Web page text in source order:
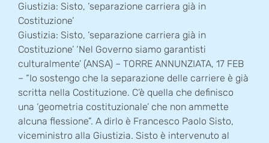
Giustizia: Sisto, ‘separazione carriera già in
Costituzione’
Giustizia: Sisto, ‘separazione carriera già in
Costituzione’ ‘Nel Governo siamo garantisti
culturalmente’ (ANSA) – TORRE ANNUNZIATA, 17 FEB
– “Io sostengo che la separazione delle carriere è già
scritta nella Costituzione. C’è quella che definisco
una ‘geometria costituzionale’ che non ammette
alcuna flessione”. A dirlo è Francesco Paolo Sisto,
viceministro alla Giustizia. Sisto è intervenuto al